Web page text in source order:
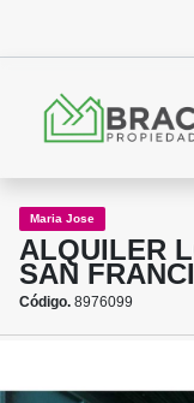
Maria Jose
ALQUILER
SAN
Código. 8976099